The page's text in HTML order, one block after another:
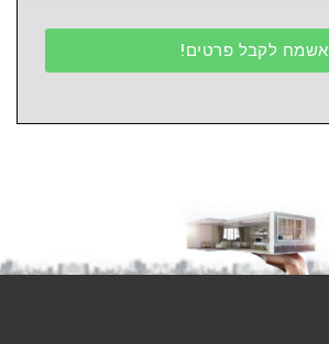
אשמח לקבל פרטים!